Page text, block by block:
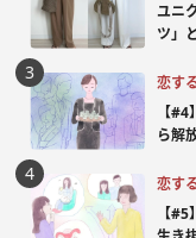
ユニ
ツ」
恋す
【
ら解
恋す
【